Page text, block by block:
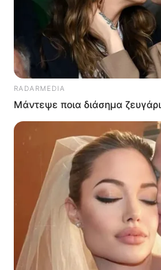
RADARMEDIA
Μάντεψε ποια διάσημα